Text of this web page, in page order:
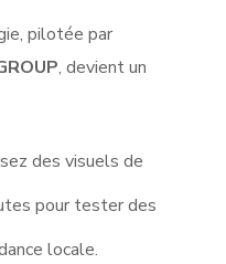
pilotée par
, devient un
des visuels de
pour tester des
locale.